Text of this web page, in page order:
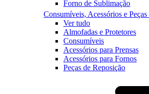
Forno de Sublimação
Consumíveis, Acessórios e
Ver tudo
Almofadas e Protetores
Consumíveis
Acessórios para Prensas
Acessórios para Fornos
Peças de Reposição